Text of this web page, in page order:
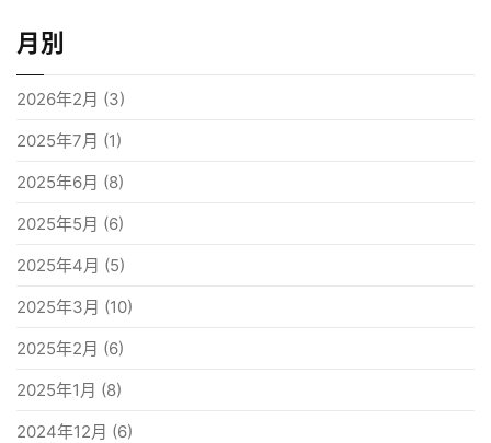
月別
2026年2月 (3)
2025年7月 (1)
2025年6月 (8)
2025年5月 (6)
2025年4月 (5)
2025年3月 (10)
2025年2月 (6)
2025年1月 (8)
2024年12月 (6)